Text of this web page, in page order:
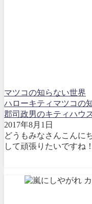
マツコの知らない世界
ハローキティ マツコの
郡司政男のキティハウ
2017年8月1日
どうもみなさんこんに
して頑張りたいですね